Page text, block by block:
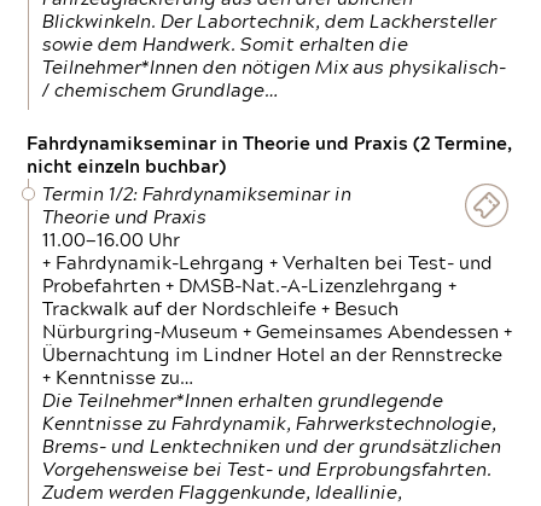
Blickwinkeln. Der Labortechnik, dem Lackhersteller
sowie dem Handwerk. Somit erhalten die
Teilnehmer*Innen den nötigen Mix aus physikalisch-
/ chemischem Grundlage…
Fahrdynamikseminar in Theorie und Praxis (2 Termine,
nicht einzeln buchbar)
Termin 1/2: Fahrdynamikseminar in
Theorie und Praxis
11.00—16.00 Uhr
+ Fahrdynamik-Lehrgang + Verhalten bei Test- und
Probefahrten + DMSB-Nat.-A-Lizenzlehrgang +
Trackwalk auf der Nordschleife + Besuch
Nürburgring-Museum + Gemeinsames Abendessen +
Übernachtung im Lindner Hotel an der Rennstrecke
+ Kenntnisse zu…
Die Teilnehmer*Innen erhalten grundlegende
Kenntnisse zu Fahrdynamik, Fahrwerkstechnologie,
Brems- und Lenktechniken und der grundsätzlichen
Vorgehensweise bei Test- und Erprobungsfahrten.
Zudem werden Flaggenkunde, Ideallinie,